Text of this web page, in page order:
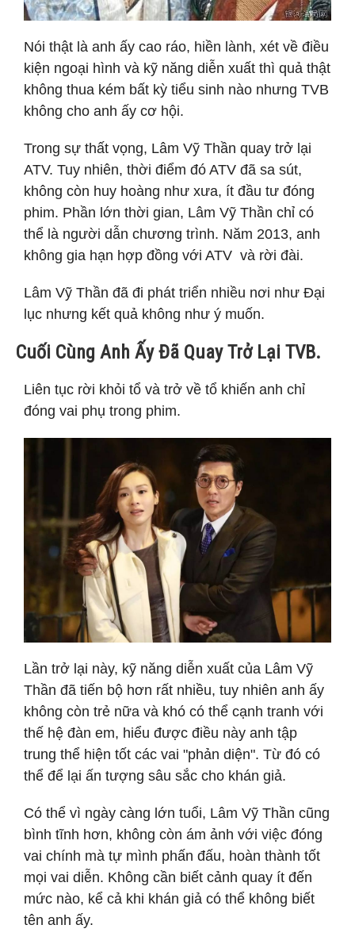
Nói thật là anh ấy cao ráo, hiền lành, xét về điều
kiện ngoại hình và kỹ năng diễn xuất thì quả thật
không thua kém bất kỳ tiểu sinh nào nhưng TVB
không cho anh ấy cơ hội.
Trong sự thất vọng, Lâm Vỹ Thần quay trở lại
ATV. Tuy nhiên, thời điểm đó ATV đã sa sút,
không còn huy hoàng như xưa, ít đầu tư đóng
phim. Phần lớn thời gian, Lâm Vỹ Thần chỉ có
thể là người dẫn chương trình. Năm 2013, anh
không gia hạn hợp đồng với ATV và rời đài.
Lâm Vỹ Thần đã đi phát triển nhiều nơi như Đại
lục nhưng kết quả không như ý muốn.
Cuối Cùng Anh Ấy Đã Quay Trở Lại TVB.
Liên tục rời khỏi tổ và trở về tổ khiến anh chỉ
đóng vai phụ trong phim.
Lần trở lại này, kỹ năng diễn xuất của Lâm Vỹ
Thần đã tiến bộ hơn rất nhiều, tuy nhiên anh ấy
không còn trẻ nữa và khó có thể cạnh tranh với
thế hệ đàn em, hiểu được điều này anh tập
trung thể hiện tốt các vai "phản diện". Từ đó có
thể để lại ấn tượng sâu sắc cho khán giả.
Có thể vì ngày càng lớn tuổi, Lâm Vỹ Thần cũng
bình tĩnh hơn, không còn ám ảnh với việc đóng
vai chính mà tự mình phấn đấu, hoàn thành tốt
mọi vai diễn. Không cần biết cảnh quay ít đến
mức nào, kể cả khi khán giả có thể không biết
tên anh ấy.